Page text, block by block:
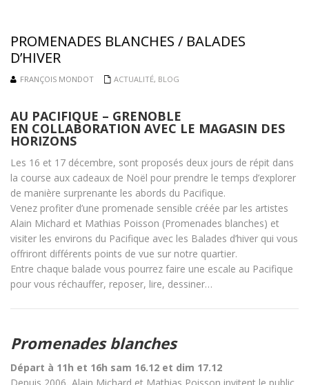
PROMENADES BLANCHES / BALADES
D’HIVER
FRANÇOIS MONDOT ACTUALITÉ, BLOG
AU PACIFIQUE – GRENOBLE
EN COLLABORATION AVEC LE MAGASIN DES
HORIZONS
Les 16 et 17 décembre, sont proposés deux jours de répit dans
la course aux cadeaux de Noël pour prendre le temps d’explorer
de manière surprenante les abords du Pacifique.
Venez profiter d’une promenade sensible créée par les artistes
Alain Michard et Mathias Poisson (Promenades blanches) et
visiter les environs du Pacifique avec les Balades d’hiver qui vous
offriront différents points de vue sur notre quartier.
Entre chaque balade vous pourrez faire une escale au Pacifique
pour vous réchauffer, reposer, lire, dessiner…
Promenades blanches
Départ à 11h et 16h sam 16.12 et dim 17.12